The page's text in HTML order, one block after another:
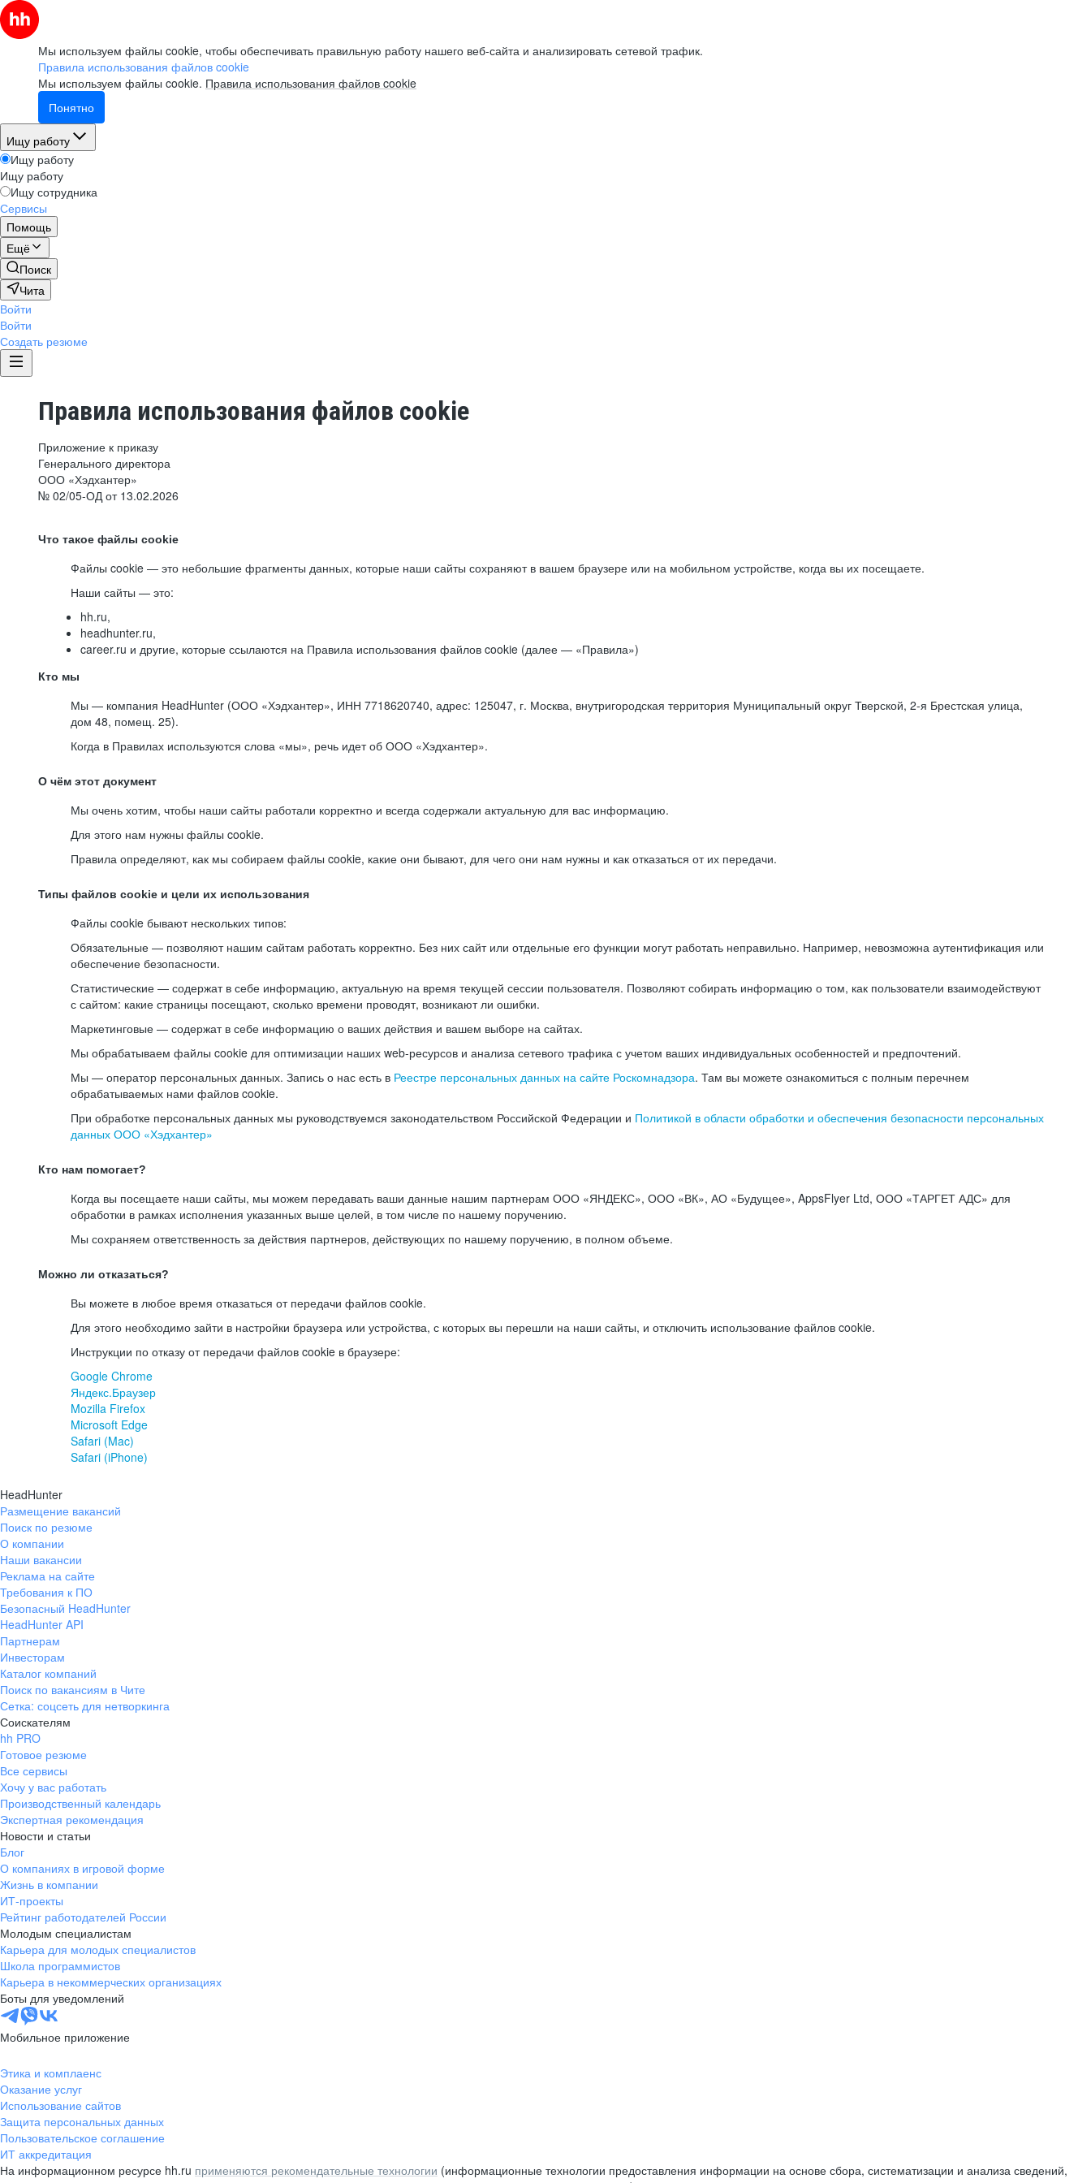
Мы используем файлы cookie, чтобы обеспечивать правильную работу нашего веб-сайта и анализировать сетевой трафик.
Правила использования файлов cookie
Мы используем файлы cookie. Правила использования файлов cookie
Понятно
Ищу работу
Ищу работу
Ищу работу
Ищу сотрудника
Сервисы
Помощь
Ещё
Поиск
Чита
Войти
Войти
Создать резюме
Правила использования файлов cookie
Приложение к приказу
Генерального директора
ООО «Хэдхантер»
№ 02/05-ОД от 13.02.2026
Что такое файлы cookie
Файлы cookie — это небольшие фрагменты данных, которые наши сайты сохраняют в вашем браузере или на мобильном устройстве, когда вы их посещаете.
Наши сайты — это:
hh.ru,
headhunter.ru,
career.ru и другие, которые ссылаются на Правила использования файлов cookie (далее — «Правила»)
Кто мы
Мы — компания HeadHunter (ООО «Хэдхантер», ИНН 7718620740, адрес: 125047, г. Москва, внутригородская территория Муниципальный округ Тверской, 2-я Брестская улица,
дом 48, помещ. 25).
Когда в Правилах используются слова «мы», речь идет об ООО «Хэдхантер».
О чём этот документ
Мы очень хотим, чтобы наши сайты работали корректно и всегда содержали актуальную для вас информацию.
Для этого нам нужны файлы cookie.
Правила определяют, как мы собираем файлы cookie, какие они бывают, для чего они нам нужны и как отказаться от их передачи.
Типы файлов cookie и цели их использования
Файлы cookie бывают нескольких типов:
Обязательные — позволяют нашим сайтам работать корректно. Без них сайт или отдельные его функции могут работать неправильно. Например, невозможна аутентификация или
обеспечение безопасности.
Статистические — содержат в себе информацию, актуальную на время текущей сессии пользователя. Позволяют собирать информацию о том, как пользователи взаимодействуют
с сайтом: какие страницы посещают, сколько времени проводят, возникают ли ошибки.
Маркетинговые — содержат в себе информацию о ваших действия и вашем выборе на сайтах.
Мы обрабатываем файлы cookie для оптимизации наших web-ресурсов и анализа сетевого трафика с учетом ваших индивидуальных особенностей и предпочтений.
Мы — оператор персональных данных. Запись о нас есть в Реестре персональных данных на сайте Роскомнадзора. Там вы можете ознакомиться с полным перечнем
обрабатываемых нами файлов cookie.
При обработке персональных данных мы руководствуемся законодательством Российской Федерации и Политикой в области обработки и обеспечения безопасности персональных
данных ООО «Хэдхантер»
Кто нам помогает?
Когда вы посещаете наши сайты, мы можем передавать ваши данные нашим партнерам ООО «ЯНДЕКС», ООО «ВК», АО «Будущее», AppsFlyer Ltd, ООО «ТАРГЕТ АДС» для
обработки в рамках исполнения указанных выше целей, в том числе по нашему поручению.
Мы сохраняем ответственность за действия партнеров, действующих по нашему поручению, в полном объеме.
Можно ли отказаться?
Вы можете в любое время отказаться от передачи файлов cookie.
Для этого необходимо зайти в настройки браузера или устройства, с которых вы перешли на наши сайты, и отключить использование файлов cookie.
Инструкции по отказу от передачи файлов cookie в браузере:
Google Chrome
Яндекс.Браузер
Mozilla Firefox
Microsoft Edge
Safari (Mac)
Safari (iPhone)
HeadHunter
Размещение вакансий
Поиск по резюме
О компании
Наши вакансии
Реклама на сайте
Требования к ПО
Безопасный HeadHunter
HeadHunter API
Партнерам
Инвесторам
Каталог компаний
Поиск по вакансиям в Чите
Сетка: соцсеть для нетворкинга
Соискателям
hh PRO
Готовое резюме
Все сервисы
Хочу у вас работать
Производственный календарь
Экспертная рекомендация
Новости и статьи
Блог
О компаниях в игровой форме
Жизнь в компании
ИТ-проекты
Рейтинг работодателей России
Молодым специалистам
Карьера для молодых специалистов
Школа программистов
Карьера в некоммерческих организациях
Боты для уведомлений
Мобильное приложение
Этика и комплаенс
Оказание услуг
Использование сайтов
Защита персональных данных
Пользовательское соглашение
ИТ аккредитация
На информационном ресурсе hh.ru применяются рекомендательные технологии (информационные технологии предоставления информации на основе сбора, систематизации и анализа сведений,